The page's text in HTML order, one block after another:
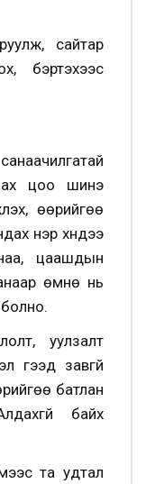
сайтар
бэртэхээс
цоо шинэ
өөрийгөө
нэр хүндээ
цаашдын
өмнө нь
болно.
уулзалт
гээд завгүй
батлан
байх
та удтал